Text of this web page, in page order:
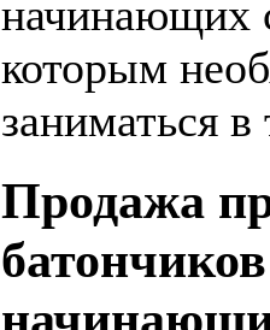
начинающих
которым
заниматься
Продажа